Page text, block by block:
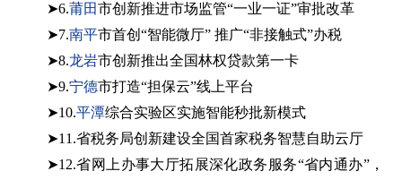
➤6.莆田市创新推进市场监管“一业一证”审批改革
➤7.南平市首创“智能微厅” 推广“非接触式”办税
➤8.龙岩市创新推出全国林权贷款第一卡
➤9.宁德市打造“担保云”线上平台
➤10.平潭综合实验区实施智能秒批新模式
➤11.省税务局创新建设全国首家税务智慧自助云厅
➤12.省网上办事大厅拓展深化政务服务“省内通办”，